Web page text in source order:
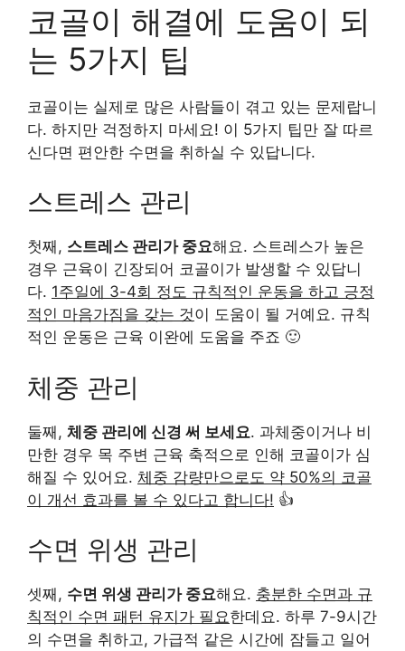
코골이 해결에 도움이 되
는 5가지 팁
코골이는 실제로 많은 사람들이 겪고 있는 문제랍니
다. 하지만 걱정하지 마세요! 이 5가지 팁만 잘 따르
신다면 편안한 수면을 취하실 수 있답니다.
스트레스 관리
첫째, 스트레스 관리가 중요해요. 스트레스가 높은
경우 근육이 긴장되어 코골이가 발생할 수 있답니
다. 1주일에 3-4회 정도 규칙적인 운동을 하고 긍정
적인 마음가짐을 갖는 것이 도움이 될 거예요. 규칙
적인 운동은 근육 이완에 도움을 주죠 🙂
체중 관리
둘째, 체중 관리에 신경 써 보세요. 과체중이거나 비
만한 경우 목 주변 근육 축적으로 인해 코골이가 심
해질 수 있어요. 체중 감량만으로도 약 50%의 코골
이 개선 효과를 볼 수 있다고 합니다! 👍
수면 위생 관리
셋째, 수면 위생 관리가 중요해요. 충분한 수면과 규
칙적인 수면 패턴 유지가 필요한데요. 하루 7-9시간
의 수면을 취하고, 가급적 같은 시간에 잠들고 일어